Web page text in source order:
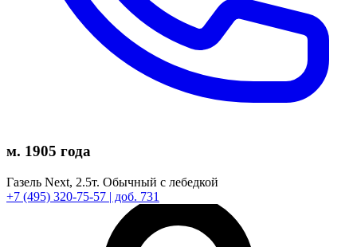
м. 1905 года
Газель Next, 2.5т. Обычный с лебедкой
+7 (495) 320-75-57 | доб. 731